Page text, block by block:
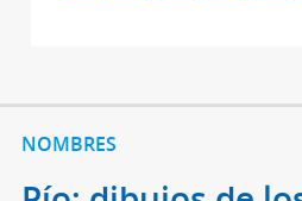
NOMBRES